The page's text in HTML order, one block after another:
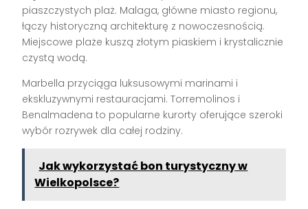
piaszczystych plaż. Malaga, główne miasto regionu,
łączy historyczną architekturę z nowoczesnością.
Miejscowe plaże kuszą złotym piaskiem i krystalicznie
czystą wodą.
Marbella przyciąga luksusowymi marinami i
ekskluzywnymi restauracjami. Torremolinos i
Benalmadena to popularne kurorty oferujące szeroki
wybór rozrywek dla całej rodziny.
Jak wykorzystać bon turystyczny w
Wielkopolsce?